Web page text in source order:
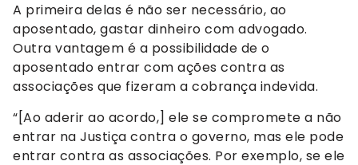
A primeira delas é não ser necessário, ao
aposentado, gastar dinheiro com advogado.
Outra vantagem é a possibilidade de o
aposentado entrar com ações contra as
associações que fizeram a cobrança indevida.
“[Ao aderir ao acordo,] ele se compromete a não
entrar na Justiça contra o governo, mas ele pode
entrar contra as associações. Por exemplo, se ele